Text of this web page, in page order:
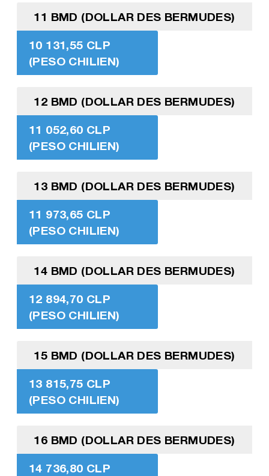
11 BMD (DOLLAR DES BERMUDES)
10 131,55 CLP
(PESO CHILIEN)
12 BMD (DOLLAR DES BERMUDES)
11 052,60 CLP
(PESO CHILIEN)
13 BMD (DOLLAR DES BERMUDES)
11 973,65 CLP
(PESO CHILIEN)
14 BMD (DOLLAR DES BERMUDES)
12 894,70 CLP
(PESO CHILIEN)
15 BMD (DOLLAR DES BERMUDES)
13 815,75 CLP
(PESO CHILIEN)
16 BMD (DOLLAR DES BERMUDES)
14 736,80 CLP